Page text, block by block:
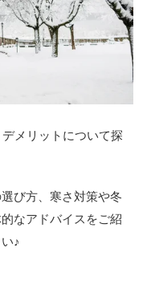
メリットについて探
び方、寒さ対策や冬
なアドバイスをご紹
♪